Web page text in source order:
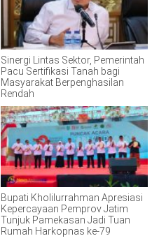
Sinergi Lintas Sektor, Pemerintah
Pacu Sertifikasi Tanah bagi
Masyarakat Berpenghasilan
Rendah
Bupati Kholilurrahman Apresiasi
Kepercayaan Pemprov Jatim
Tunjuk Pamekasan Jadi Tuan
Rumah Harkopnas ke-79